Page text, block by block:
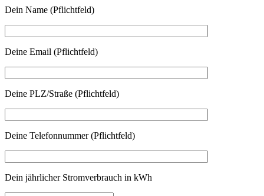
Dein Name (Pflichtfeld)
Deine Email (Pflichtfeld)
Deine PLZ/Straße (Pflichtfeld)
Deine Telefonnummer (Pflichtfeld)
Dein jährlicher Stromverbrauch in kWh